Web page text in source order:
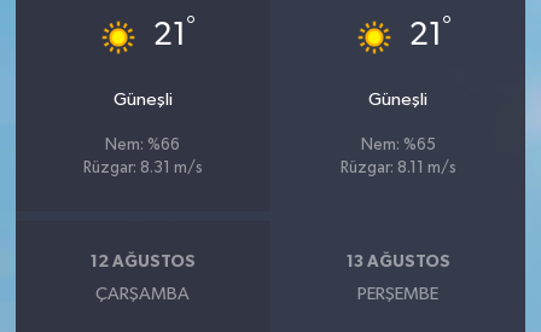
21 °
Güneşli
Nem: %66
Rüzgar: 8.31 m/s
21 °
Güneşli
Nem: %65
Rüzgar: 8.11 m/s
12 AĞUSTOS
ÇARŞAMBA
13 AĞUSTOS
PERŞEMBE